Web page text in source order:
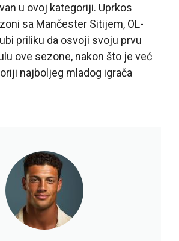
u ovoj kategoriji. Uprkos
sa Mančester Sitijem, OL-
priliku da osvoji svoju prvu
ove sezone, nakon što je već
najboljeg mladog igrača